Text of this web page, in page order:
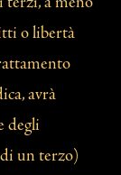
o libertà
avrà
degli
un terzo)